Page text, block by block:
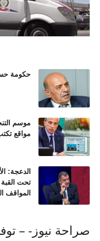
حكومة
موسم
مواقع
الدعجة:
تحت
المواقف
صراحة نيوز- –